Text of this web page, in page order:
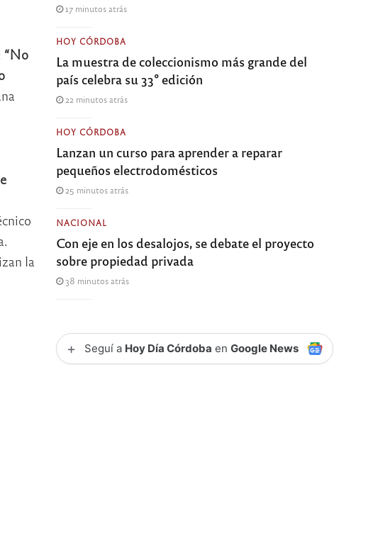
“No
la
17 minutos atrás
HOY CÓRDOBA
La muestra de coleccionismo más grande del
país celebra su 33° edición
22 minutos atrás
HOY CÓRDOBA
Lanzan un curso para aprender a reparar
pequeños electrodomésticos
25 minutos atrás
NACIONAL
Con eje en los desalojos, se debate el proyecto
sobre propiedad privada
38 minutos atrás
+ Seguí a Hoy Día Córdoba enGoogle News